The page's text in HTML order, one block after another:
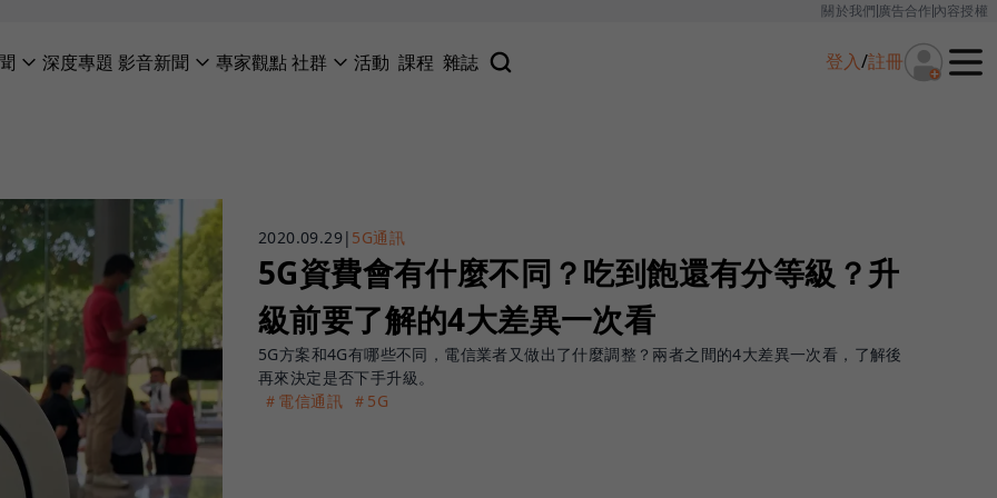
關於我們廣告合作內容授權
深度專題 影音新聞 專家觀點社群 活動 課程 雜誌 登入/註冊
2020.09.29 | 5G通訊
5G資費會有什麼不同？吃到飽還有分等級？升
級前要了解的4大差異一次看
5G方案和4G有哪些不同，電信業者又做出了什麼調整？兩者之間的4大差異一次看，了解後
再來決定是否下手升級。
＃電信通訊 ＃5G